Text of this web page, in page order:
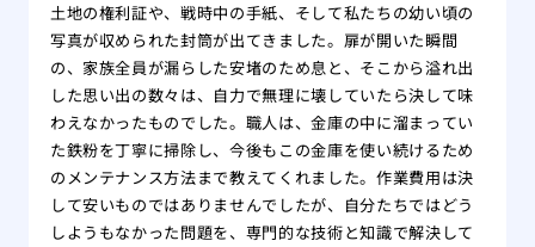
土地の権利証や、戦時中の手紙、そして私たちの幼い頃の
写真が収められた封筒が出てきました。扉が開いた瞬間
の、家族全員が漏らした安堵のため息と、そこから溢れ出
した思い出の数々は、自力で無理に壊していたら決して味
わえなかったものでした。職人は、金庫の中に溜まってい
た鉄粉を丁寧に掃除し、今後もこの金庫を使い続けるため
のメンテナンス方法まで教えてくれました。作業費用は決
して安いものではありませんでしたが、自分たちではどう
しようもなかった問題を、専門的な技術と知識で解決して